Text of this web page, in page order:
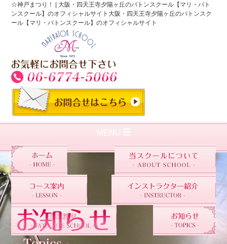
☆神戸まつり！ | 大阪・四天王寺夕陽ヶ丘のバトンスクール【マリ・バト
ンスクール】のオフィシャルサイト大阪・四天王寺夕陽ヶ丘のバトンスク
ール【マリ・バトンスクール】のオフィシャルサイト
MENU